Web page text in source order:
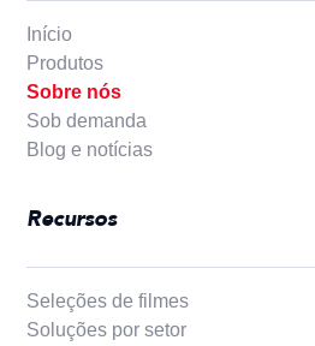
Início
Produtos
Sobre nós
Sob demanda
Blog e notícias
Recursos
Seleções de filmes
Soluções por setor